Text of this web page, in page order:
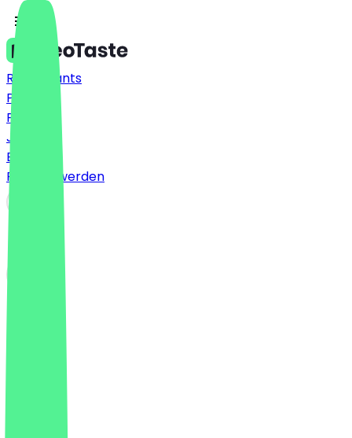
Restaurants
Preise
FAQ
Jobs
Blog
Partner werden